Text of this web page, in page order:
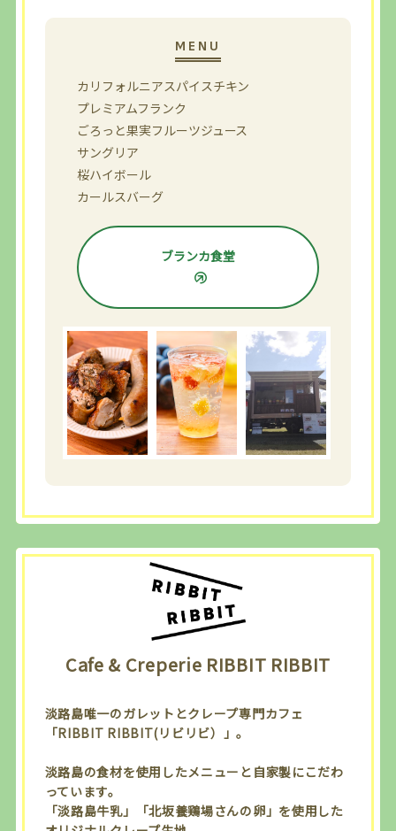
カリフォルニアスパイスチキン
プレミアムフランク
ごろっと果実フルーツジュース
サングリア
桜ハイボール
カールスバーグ
ブランカ食堂
Cafe & Creperie RIBBIT RIBBIT
淡路島唯一のガレットとクレープ専門カフェ
「RIBBIT RIBBIT(リビリビ）」。
淡路島の食材を使用したメニューと自家製にこだわ
っています。
「淡路島牛乳」「北坂養鶏場さんの卵」を使用した